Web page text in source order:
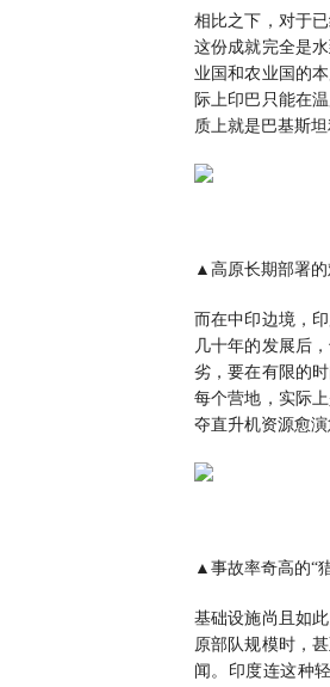
相比之下，对于
这份成就完全是
业国和农业国的
际上印巴只能在
质上就是巴基斯
▲高原长期部署
而在中印边境，
几十年的发展后
劣，要在有限的
每个营地，实际
夺直升机资源愈
▲事故率奇高的“
基础设施尚且如
原部队规模时，
闻。印度连这种